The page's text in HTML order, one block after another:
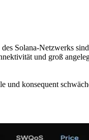
Solana-Netzwerks
und groß
konsequent